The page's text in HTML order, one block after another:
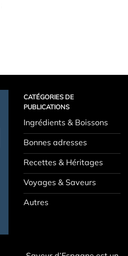
CATÉGORIES DE
PUBLICATIONS
Ingrédients & Boissons
Bonnes adresses
Recettes & Héritages
Voyages & Saveurs
Autres